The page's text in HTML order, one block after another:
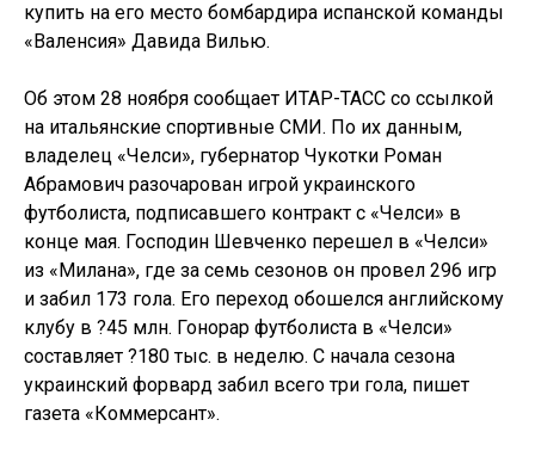
купить на его место бомбардира испанской команды
«Валенсия» Давида Вилью.
Об этом 28 ноября сообщает ИТАР-ТАСС со ссылкой
на итальянские спортивные СМИ. По их данным,
владелец «Челси», губернатор Чукотки Роман
Абрамович разочарован игрой украинского
футболиста, подписавшего контракт с «Челси» в
конце мая. Господин Шевченко перешел в «Челси»
из «Милана», где за семь сезонов он провел 296 игр
и забил 173 гола. Его переход обошелся английскому
клубу в ?45 млн. Гонорар футболиста в «Челси»
составляет ?180 тыс. в неделю. С начала сезона
украинский форвард забил всего три гола, пишет
газета «Коммерсант».